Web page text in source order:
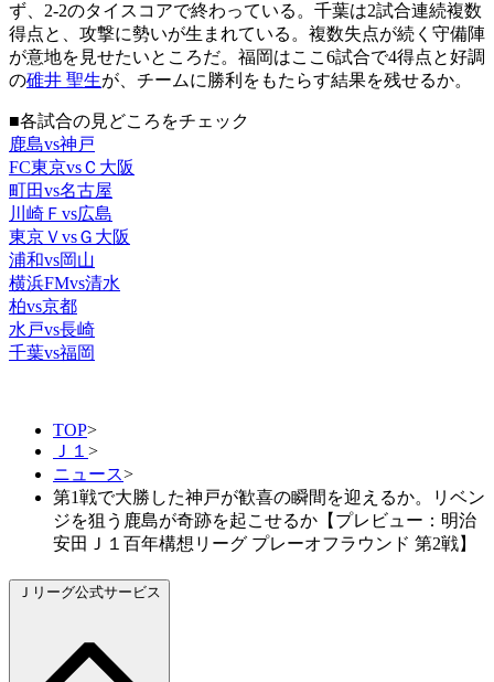
ず、2-2のタイスコアで終わっている。千葉は2試合連続複数
得点と、攻撃に勢いが生まれている。複数失点が続く守備陣
が意地を見せたいところだ。福岡はここ6試合で4得点と好調
の碓井 聖生が、チームに勝利をもたらす結果を残せるか。
■各試合の見どころをチェック
鹿島vs神戸
FC東京vsＣ大阪
町田vs名古屋
川崎Ｆvs広島
東京ＶvsＧ大阪
浦和vs岡山
横浜FMvs清水
柏vs京都
水戸vs長崎
千葉vs福岡
TOP>
Ｊ１ >
ニュース>
第1戦で大勝した神戸が歓喜の瞬間を迎えるか。リベン
ジを狙う鹿島が奇跡を起こせるか【プレビュー：明治
安田Ｊ１百年構想リーグ プレーオフラウンド 第2戦】
Ｊリーグ公式サービス